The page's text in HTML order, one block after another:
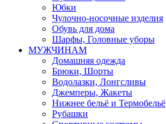
Юбки
Чулочно-носочные изделия
Обувь для дома
Шарфы, Головные уборы
МУЖЧИНАМ
Домашняя одежда
Брюки, Шорты
Водолазки, Лонгсливы
Джемперы, Жакеты
Нижнее бельё и Термобельё
Рубашки